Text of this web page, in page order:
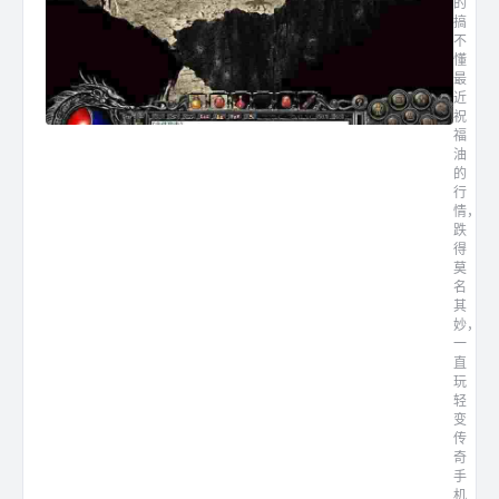
搞
不
懂
最
近
祝
福
油
的
行
情，
跌
得
莫
名
其
妙，
一
直
玩
轻
变
传
奇
手
机